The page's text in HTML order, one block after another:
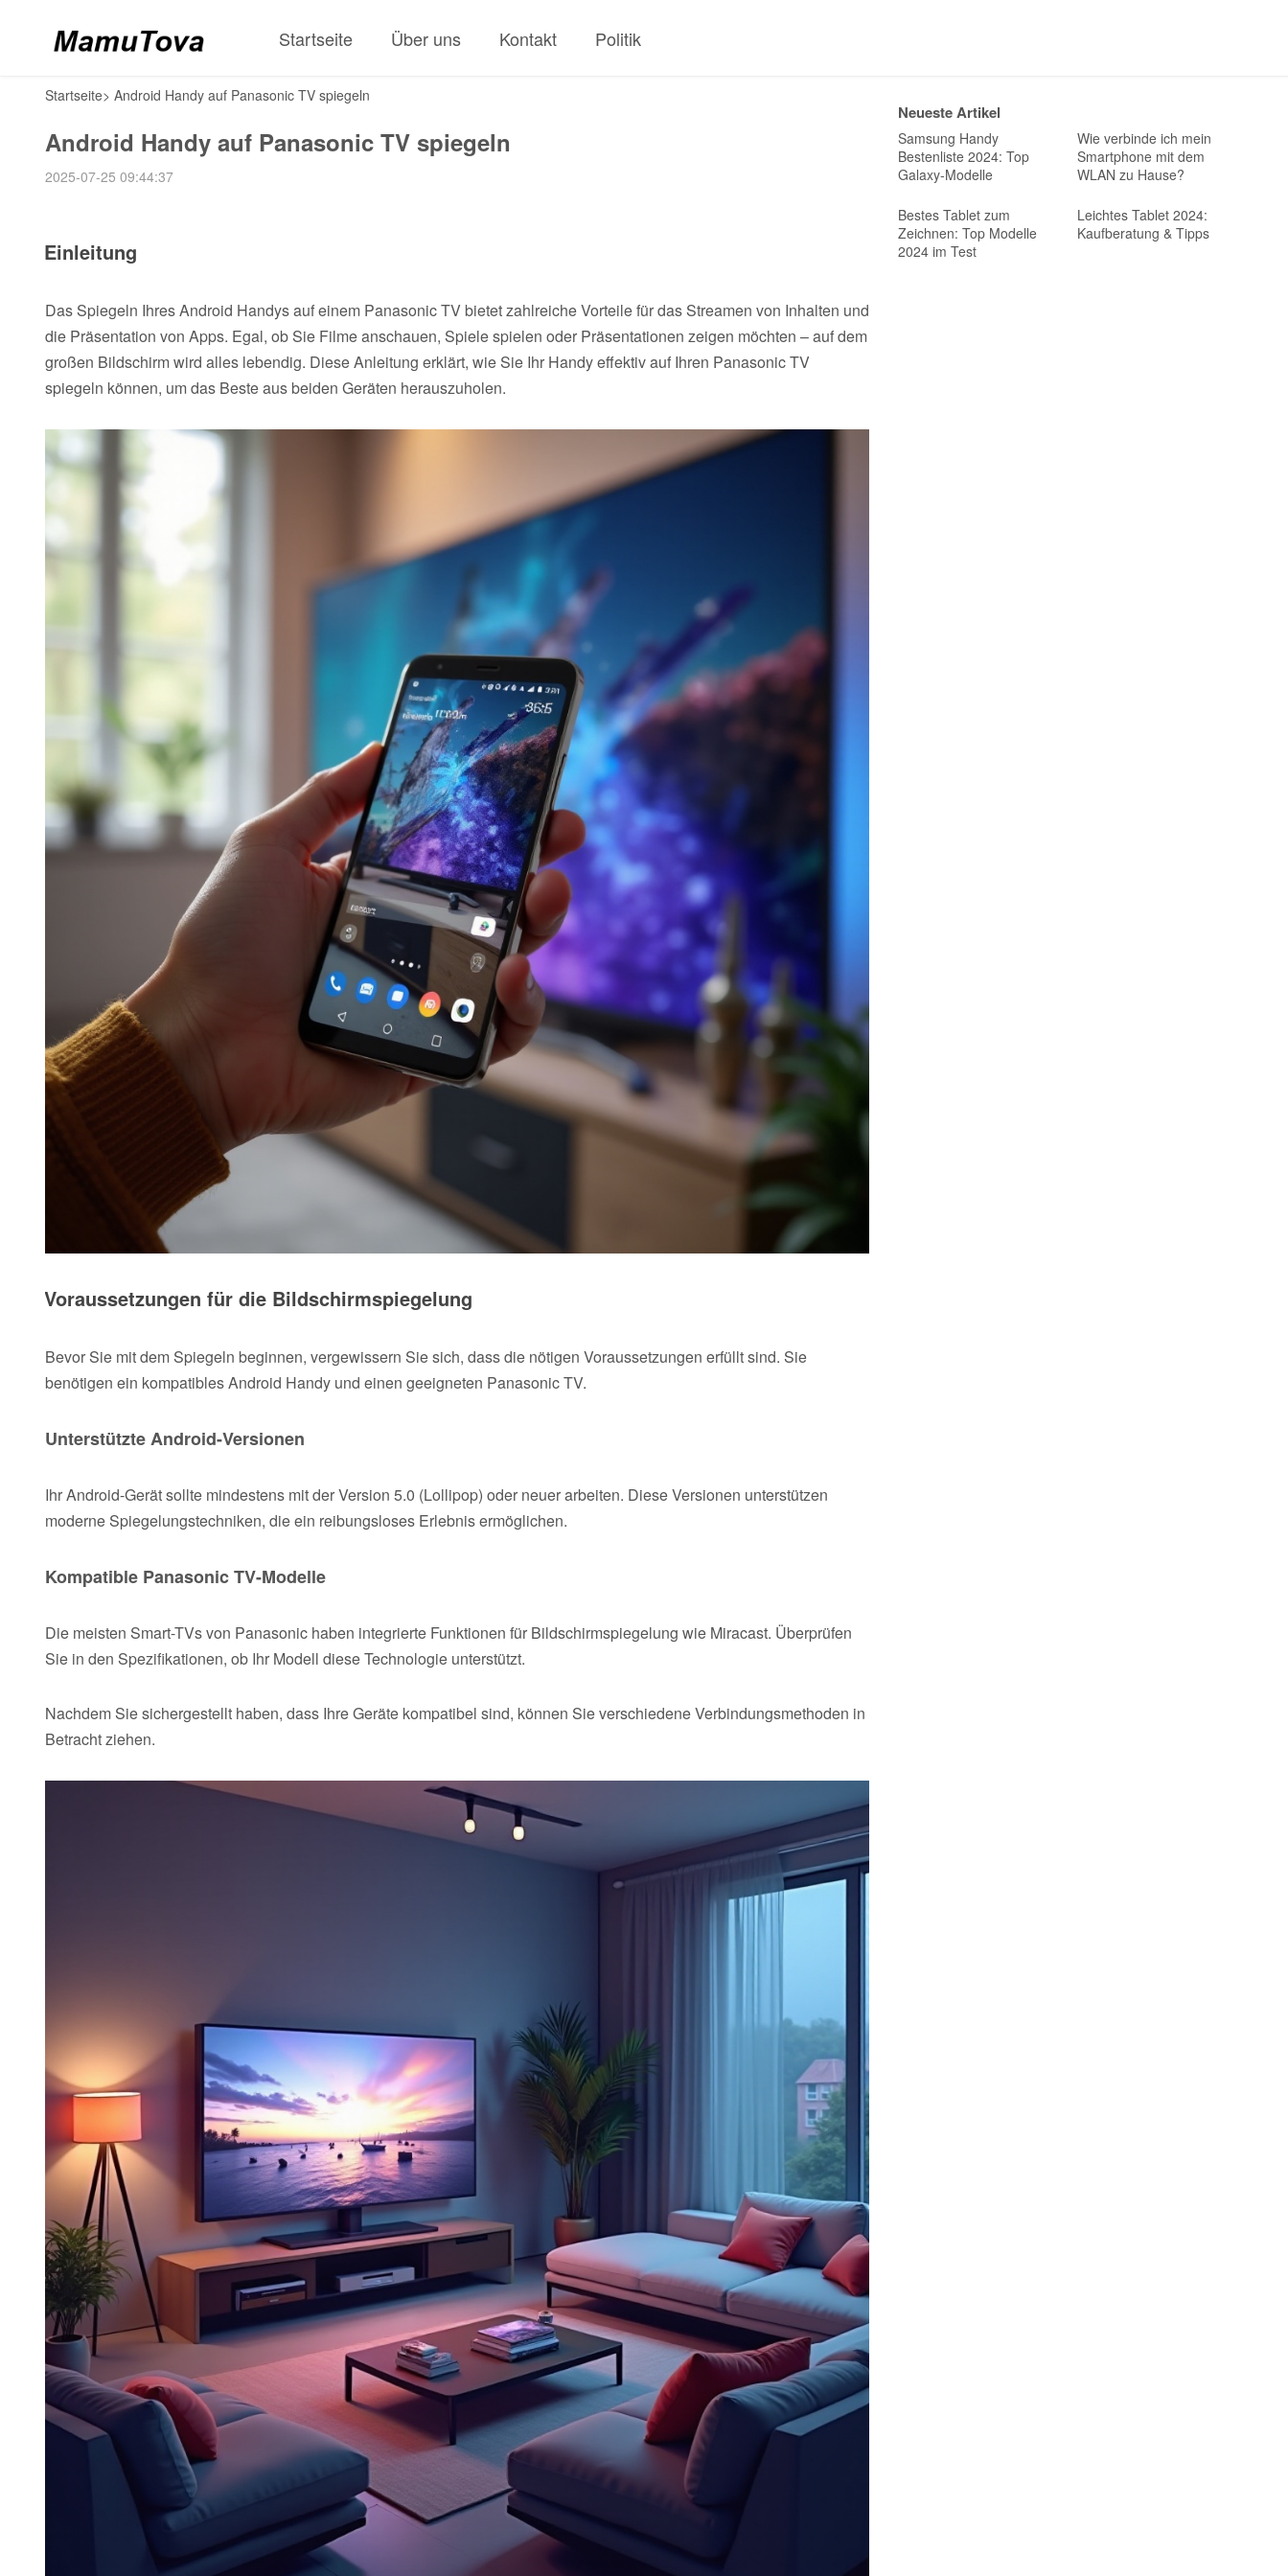
Startseite Über uns Kontakt Politik
Startseite> Android Handy auf Panasonic TV spiegeln
Android Handy auf Panasonic TV spiegeln
2025-07-25 09:44:37
Einleitung
Das Spiegeln Ihres Android Handys auf einem Panasonic TV bietet zahlreiche Vorteile für das Streamen von Inhalten und
die Präsentation von Apps. Egal, ob Sie Filme anschauen, Spiele spielen oder Präsentationen zeigen möchten – auf dem
großen Bildschirm wird alles lebendig. Diese Anleitung erklärt, wie Sie Ihr Handy effektiv auf Ihren Panasonic TV
spiegeln können, um das Beste aus beiden Geräten herauszuholen.
Voraussetzungen für die Bildschirmspiegelung
Bevor Sie mit dem Spiegeln beginnen, vergewissern Sie sich, dass die nötigen Voraussetzungen erfüllt sind. Sie
benötigen ein kompatibles Android Handy und einen geeigneten Panasonic TV.
Unterstützte Android-Versionen
Ihr Android-Gerät sollte mindestens mit der Version 5.0 (Lollipop) oder neuer arbeiten. Diese Versionen unterstützen
moderne Spiegelungstechniken, die ein reibungsloses Erlebnis ermöglichen.
Kompatible Panasonic TV-Modelle
Die meisten Smart-TVs von Panasonic haben integrierte Funktionen für Bildschirmspiegelung wie Miracast. Überprüfen
Sie in den Spezifikationen, ob Ihr Modell diese Technologie unterstützt.
Nachdem Sie sichergestellt haben, dass Ihre Geräte kompatibel sind, können Sie verschiedene Verbindungsmethoden in
Betracht ziehen.
Neueste Artikel
Samsung Handy
Bestenliste 2024: Top
Galaxy-Modelle
Wie verbinde ich mein
Smartphone mit dem
WLAN zu Hause?
Bestes Tablet zum
Zeichnen: Top Modelle
2024 im Test
Leichtes Tablet 2024:
Kaufberatung & Tipps